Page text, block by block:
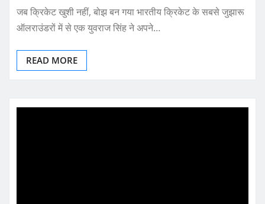
जब क्रिकेट खुशी नहीं, बोझ बन गया भारतीय क्रिकेट के सबसे जुझारू
ऑलराउंडरों में से एक युवराज सिंह ने अपने…
READ MORE